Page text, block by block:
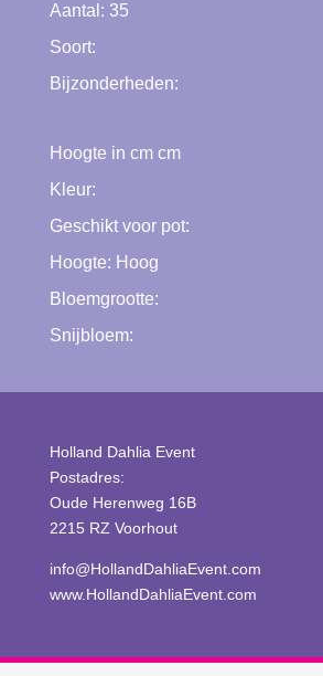
Aantal: 35
Soort:
Bijzonderheden:
Hoogte in cm cm
Kleur:
Geschikt voor pot:
Hoogte: Hoog
Bloemgrootte:
Snijbloem:
Holland Dahlia Event
Postadres:
Oude Herenweg 16B
2215 RZ Voorhout
info@HollandDahliaEvent.com
www.HollandDahliaEvent.com